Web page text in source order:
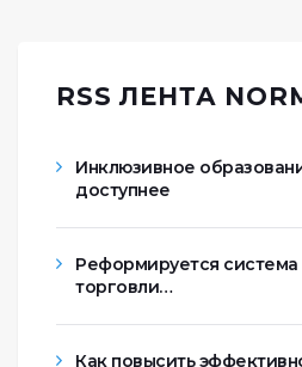
RSS ЛЕНТА
Инклюзивное
доступнее
Реформируется
торговли…
Как повысить